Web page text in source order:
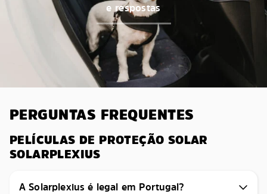
e respostas
PERGUNTAS FREQUENTES
PELÍCULAS DE PROTEÇÃO SOLAR
SOLARPLEXIUS
A Solarplexius é legal em Portugal?